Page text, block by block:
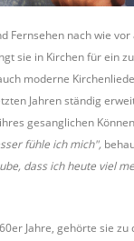
Fernsehen nach wie
sie in Kirchen für ein
moderne
Jahren ständig
gesanglichen
fühle ich mich",
dass ich heute viel
Jahre, gehörte sie